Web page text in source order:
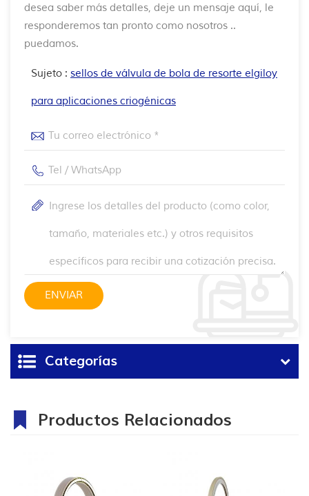
desea saber más detalles, deje un mensaje aquí, le
responderemos tan pronto como nosotros ..
puedamos.
Sujeto : sellos de válvula de bola de resorte elgiloy
para aplicaciones criogénicas
Categorías
Productos Relacionados